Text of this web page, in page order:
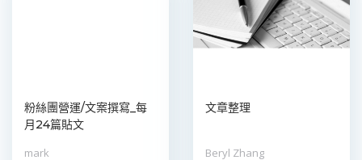
粉絲團營運/文案撰寫_每
月24篇貼文
mark
文章整理
Beryl Zhang